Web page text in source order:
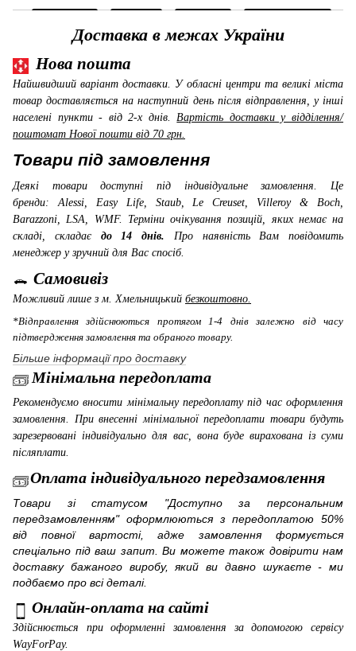
Доставка в межах України
Нова пошта
Найшвидший варіант доставки. У обласні центри та великі міста
товар доставляється на наступний день після відправлення, у інші
населені пункти - від 2-х днів. Вартість доставки у відділення/
поштомат Нової пошти від 70 грн.
Товари під замовлення
Деякі товари доступні під індивідуальне замовлення. Це
бренди: Alessi, Easy Life, Staub, Le Creuset, Villeroy & Boch,
Barazzoni, LSA, WMF. Терміни очікування позицій, яких немає на
складі, складає до 14 днів. Про наявність Вам повідомить
менеджер у зручний для Вас спосіб.
Самовивіз
Можливий лише з м. Хмельницький безкоштовно.
*Відправлення здійснюються протягом 1-4 днів залежно від часу
підтвердження замовлення та обраного товару.
Більше інформації про доставку
Мінімальна передоплата
Рекомендуємо вносити мінімальну передоплату під час оформлення
замовлення. При внесенні мінімальної передоплати товари будуть
зарезервовані індивідуально для вас, вона буде вирахована із суми
післяплати.
Оплата індивідуального передзамовлення
Товари зі статусом "Доступно за персональним
передзамовленням" оформлюються з передоплатою 50%
від повної вартості, адже замовлення формується
спеціально під ваш запит. Ви можете також довірити нам
доставку бажаного виробу, який ви давно шукаєте - ми
подбаємо про всі деталі.
Онлайн-оплата на сайті
Здійснюється при оформленні замовлення за допомогою сервісу
WayForPay.